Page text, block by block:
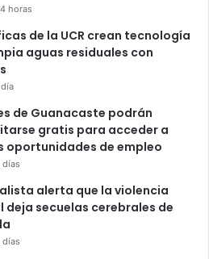
horas
de la UCR crean tecnología
aguas residuales con
día
de Guanacaste podrán
gratis para acceder a
oportunidades de empleo
días
alerta que la violencia
deja secuelas cerebrales de
días